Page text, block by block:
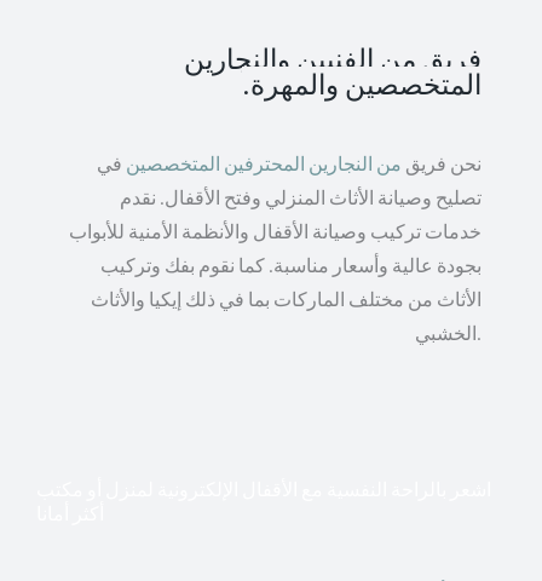
فريق من الفنيين والنجارين
المتخصصين والمهرة.
نحن فريق من النجارين المحترفين المتخصصين في
تصليح وصيانة الأثاث المنزلي وفتح الأقفال. نقدم
خدمات تركيب وصيانة الأقفال والأنظمة الأمنية للأبواب
بجودة عالية وأسعار مناسبة. كما نقوم بفك وتركيب
الأثاث من مختلف الماركات بما في ذلك إيكيا والأثاث
الخشبي.